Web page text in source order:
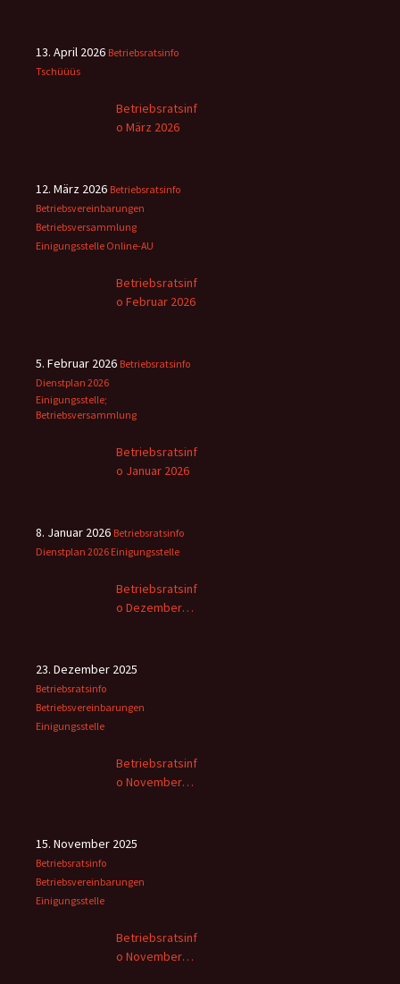
13. April 2026 Betriebsratsinfo
Tschüüüs
Betriebsratsinf
o März 2026
12. März 2026 Betriebsratsinfo
Betriebsvereinbarungen
Betriebsversammlung
Einigungsstelle Online-AU
Betriebsratsinf
o Februar 2026
5. Februar 2026 Betriebsratsinfo
Dienstplan 2026
Einigungsstelle;
Betriebsversammlung
Betriebsratsinf
o Januar 2026
8. Januar 2026 Betriebsratsinfo
Dienstplan 2026 Einigungsstelle
Betriebsratsinf
o Dezember
23. Dezember 2025
Betriebsratsinfo
Betriebsvereinbarungen
Einigungsstelle
Betriebsratsinf
o November
15. November 2025
Betriebsratsinfo
Betriebsvereinbarungen
Einigungsstelle
Betriebsratsinf
o November